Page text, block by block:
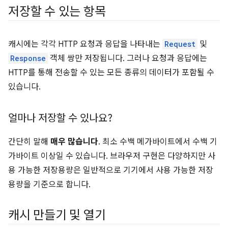
저장할 수 있는 항목
캐시에는 각각 HTTP 요청과 응답을 나타내는 Request 및
Response 객체 쌍만 저장됩니다. 그러나 요청과 응답에는
HTTP를 통해 전송할 수 있는 모든 종류의 데이터가 포함될 수
있습니다.
얼마나 저장할 수 있나요?
간단히 말해 매우 많습니다. 최소 수백 메가바이트에서 수백 기
가바이트 이상일 수 있습니다. 브라우저 구현은 다양하지만 사
용 가능한 저장용량은 일반적으로 기기에서 사용 가능한 저장
용량을 기준으로 합니다.
캐시 만들기 및 열기